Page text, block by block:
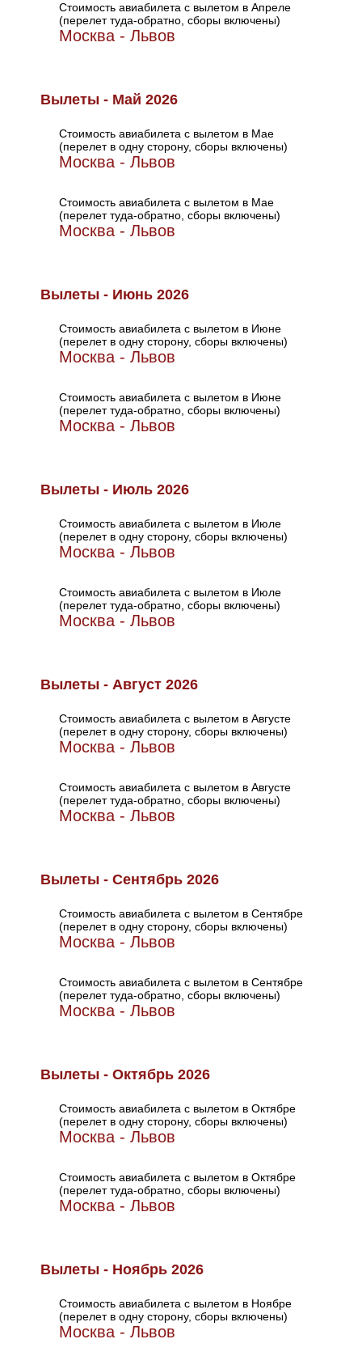
Стоимость авиабилета с вылетом в Апреле
(перелет туда-обратно, сборы включены)
Москва - Львов
Вылеты - Май 2026
Стоимость авиабилета с вылетом в Мае
(перелет в одну сторону, сборы включены)
Москва - Львов
Стоимость авиабилета с вылетом в Мае
(перелет туда-обратно, сборы включены)
Москва - Львов
Вылеты - Июнь 2026
Стоимость авиабилета с вылетом в Июне
(перелет в одну сторону, сборы включены)
Москва - Львов
Стоимость авиабилета с вылетом в Июне
(перелет туда-обратно, сборы включены)
Москва - Львов
Вылеты - Июль 2026
Стоимость авиабилета с вылетом в Июле
(перелет в одну сторону, сборы включены)
Москва - Львов
Стоимость авиабилета с вылетом в Июле
(перелет туда-обратно, сборы включены)
Москва - Львов
Вылеты - Август 2026
Стоимость авиабилета с вылетом в Августе
(перелет в одну сторону, сборы включены)
Москва - Львов
Стоимость авиабилета с вылетом в Августе
(перелет туда-обратно, сборы включены)
Москва - Львов
Вылеты - Сентябрь 2026
Стоимость авиабилета с вылетом в Сентябре
(перелет в одну сторону, сборы включены)
Москва - Львов
Стоимость авиабилета с вылетом в Сентябре
(перелет туда-обратно, сборы включены)
Москва - Львов
Вылеты - Октябрь 2026
Стоимость авиабилета с вылетом в Октябре
(перелет в одну сторону, сборы включены)
Москва - Львов
Стоимость авиабилета с вылетом в Октябре
(перелет туда-обратно, сборы включены)
Москва - Львов
Вылеты - Ноябрь 2026
Стоимость авиабилета с вылетом в Ноябре
(перелет в одну сторону, сборы включены)
Москва - Львов